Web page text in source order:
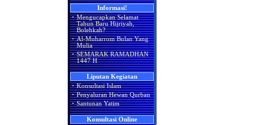
Informasi!
· Mengucapkan Selamat
Tahun Baru Hijriyah,
Bolehkah?
· Al-Muharrom Bulan Yang
Mulia
· SEMARAK RAMADHAN
1447 H
Liputan Kegiatan
· Konsultasi Islam
· Penyaluran Hewan Qurban
· Santunan Yatim
Konsultasi Online